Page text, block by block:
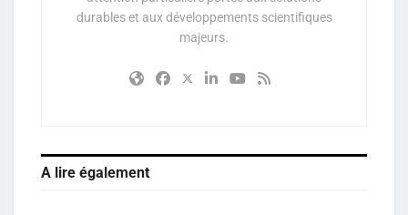
durables et aux développements scientifiques
majeurs.
A lire également